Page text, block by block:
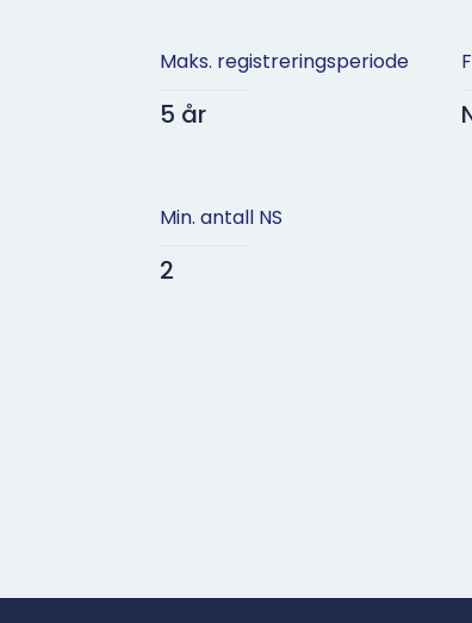
Maks. registreringsperiode
5 år
Min. antall NS
2